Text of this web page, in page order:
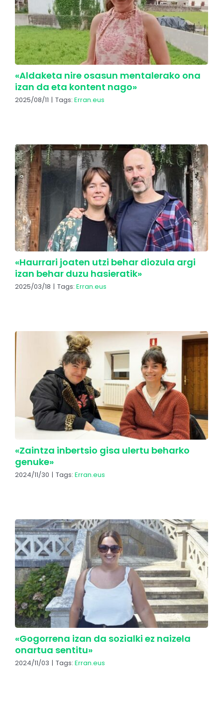
«Aldaketa nire osasun mentalerako ona
izan da eta kontent nago»
2025/08/11 | Tags: Erran.eus
«Haurrari joaten utzi behar diozula argi
izan behar duzu hasieratik»
2025/03/18 | Tags: Erran.eus
«Zaintza inbertsio gisa ulertu beharko
genuke»
2024/11/30 | Tags: Erran.eus
«Gogorrena izan da sozialki ez naizela
onartua sentitu»
2024/11/03 | Tags: Erran.eus